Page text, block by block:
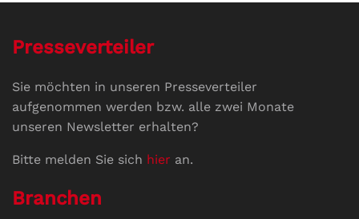
Presseverteiler
Sie möchten in unseren Presseverteiler
aufgenommen werden bzw. alle zwei Monate
unseren Newsletter erhalten?
Bitte melden Sie sich hier an.
Branchen